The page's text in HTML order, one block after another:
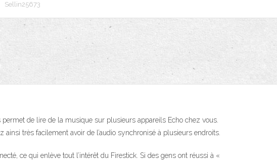
Sellin25673
de lire de la musique sur plusieurs appareils Echo chez vous.
très facilement avoir de l’audio synchronisé à plusieurs endroits.
ce qui enlève tout l’intérêt du Firestick. Si des gens ont réussi à «